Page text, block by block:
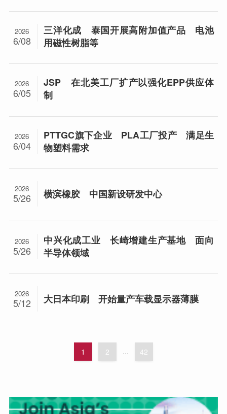
三洋化成 泰国开展高附加值产品 电池
用磁性树脂等
2026
6/08
JSP 在北美工厂扩产以强化EPP供应体
制
2026
6/05
PTTGC旗下企业 PLA工厂投产 满足生
物塑料需求
2026
6/04
横滨橡胶 中国新设研发中心
2026
5/26
中兴化成工业 长崎增建生产基地 面向
半导体领域
2026
5/26
大日本印刷 开始量产车载显示器薄膜
2026
5/12
1 2 ... 42